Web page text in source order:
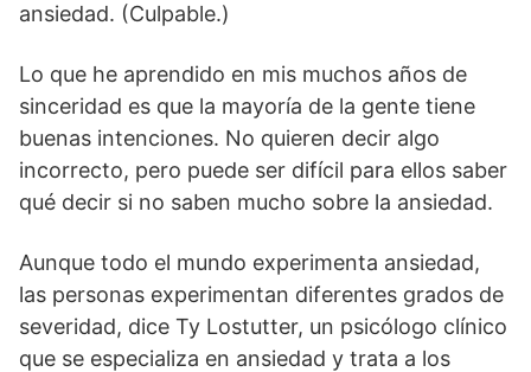
ansiedad. (Culpable.)
Lo que he aprendido en mis muchos años de
sinceridad es que la mayoría de la gente tiene
buenas intenciones. No quieren decir algo
incorrecto, pero puede ser difícil para ellos saber
qué decir si no saben mucho sobre la ansiedad.
Aunque todo el mundo experimenta ansiedad,
las personas experimentan diferentes grados de
severidad, dice Ty Lostutter, un psicólogo clínico
que se especializa en ansiedad y trata a los